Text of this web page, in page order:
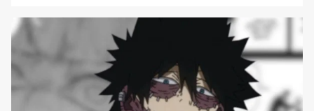
sempre. Ovviamente, ciò significa che Dabi è tornato sulla